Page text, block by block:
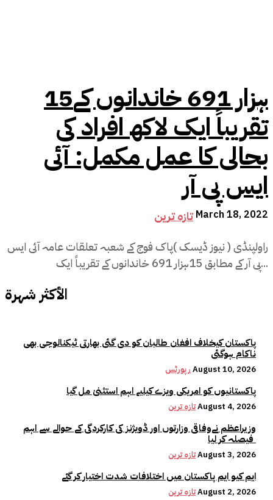
15ہزار 691 خاندانوں کے
تقریباً ایک لاکھ افراد کی
بحالی کا عمل مکمل: آئی
ایس پی آر
تازہ ترین March 18, 2022
راولپنڈی ( نیوز ڈیسک )پاک فوج کے شعبہ تعلقات عامہ آئی ایس
پی آر کے مطابق 15ہزار 691 خاندانوں کے تقریباً ایک...
الأكثر شهرة
پاکستان کیخلاف افغان طالبان کو دی گئی بھارتی ٹیکنالوجی بھی
ناکام ہوگئی
رپورٹس August 10, 2026
پاکستانیوں کو امریکی ویزے کیلیے اہم استثنیٰ مل گیا
تازہ ترینAugust 4, 2026
وزیراعظم نےوفاقی وزارتوں اور ڈویژنز کی کارکردگی کے حوالے سے اہم
تازہ ترینAugust 3, 2026
ایم کیو ایم پاکستان میں اختلافات شدت اختیار کر گئے
تازہ ترینAugust 2, 2026